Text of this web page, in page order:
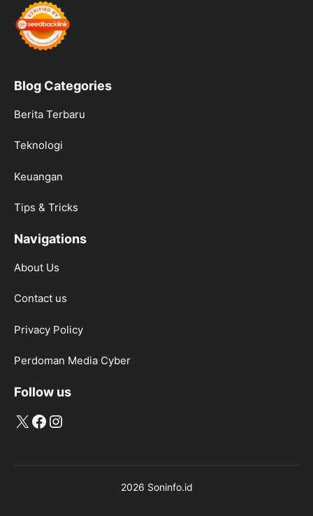
Blog Categories
Berita Terbaru
Teknologi
Keuangan
Tips & Tricks
Navigations
About Us
Contact us
Privacy Policy
Perdoman Media Cyber
Follow us
X Facebook
Instagram
2026 Soninfo.id